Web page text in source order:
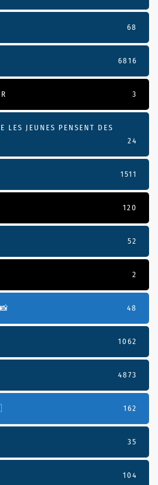
68
6816
3
LES JEUNES PENSENT DES
24
1511
120
52
2
48
1062
4873
162
35
104